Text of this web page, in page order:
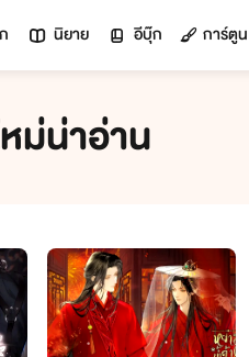
นิยาย อีบุ๊ก การ์ตูน
ม่น่าอ่าน